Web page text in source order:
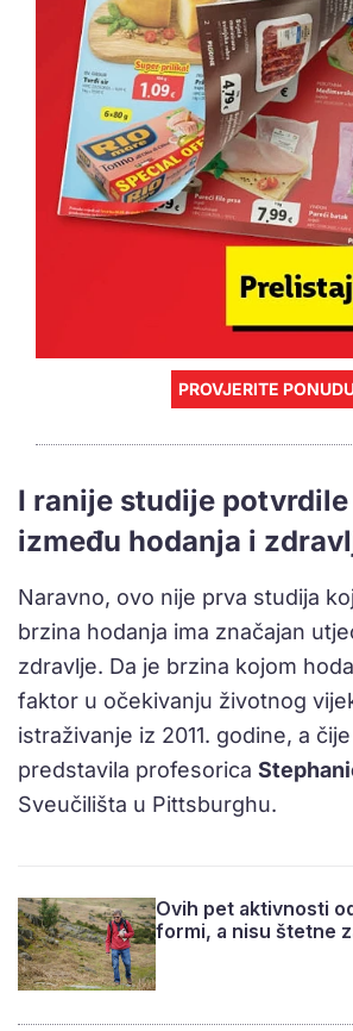
PROVJERITE
I ranije studije
između hodanja i
Naravno, ovo nije prva studija
brzina hodanja ima značajan
zdravlje. Da je brzina kojom
faktor u očekivanju životnog
istraživanje iz 2011. godine, a
predstavila profesorica
Sveučilišta u Pittsburghu.
Ovih pet aktivnosti
formi, a nisu štetne